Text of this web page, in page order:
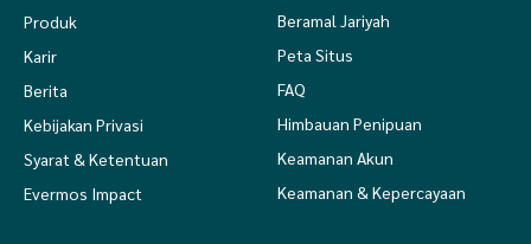
Produk
Karir
Berita
Kebijakan Privasi
Syarat & Ketentuan
Evermos Impact
Beramal Jariyah
Peta Situs
FAQ
Himbauan Penipuan
Keamanan Akun
Keamanan & Kepercayaan